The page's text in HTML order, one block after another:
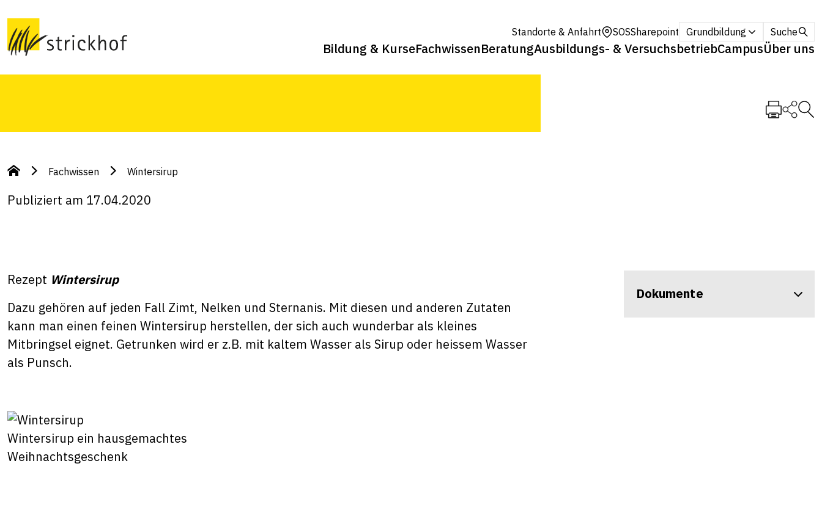
Standorte & Anfahrt SOSSharepoint Grundbildung Suche
Bildung & KurseFachwissenBeratungAusbildungs- & VersuchsbetriebCampusÜber uns
Jetzt ist wieder die Zeit der speziellen Düfte von Advent und Weihnacht.
Fachwissen Wintersirup
Publiziert am 17.04.2020
Rezept Wintersirup
Dazu gehören auf jeden Fall Zimt, Nelken und Sternanis. Mit diesen und anderen Zutaten
kann man einen feinen Wintersirup herstellen, der sich auch wunderbar als kleines
Mitbringsel eignet. Getrunken wird er z.B. mit kaltem Wasser als Sirup oder heissem Wasser
als Punsch.
Wintersirup ein hausgemachtes
Weihnachtsgeschenk
Dokumente